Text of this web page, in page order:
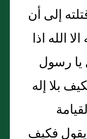
إلى أن
الله اذا
يا رسول
بلا إله
فكيف